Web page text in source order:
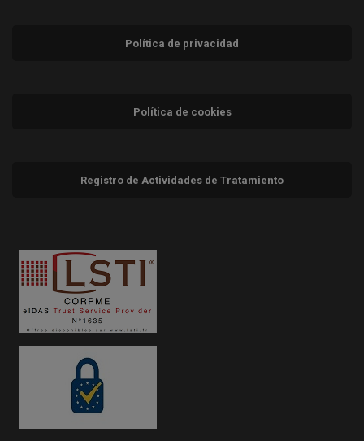
Política de privacidad
Política de cookies
Registro de Actividades de Tratamiento